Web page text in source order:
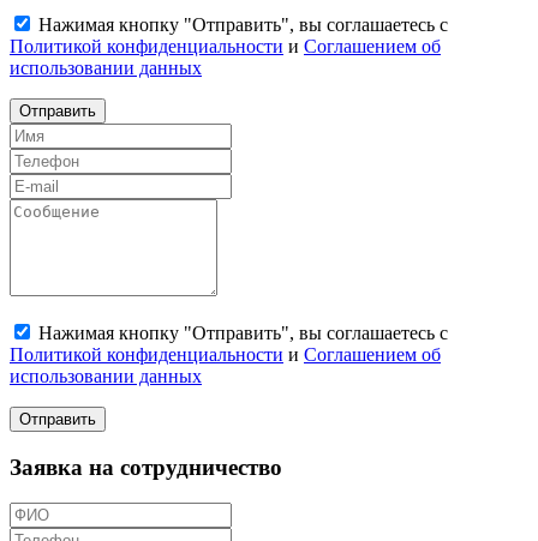
Нажимая кнопку "Отправить", вы соглашаетесь с
Политикой конфиденциальности и Соглашением об
использовании данных
Отправить
Нажимая кнопку "Отправить", вы соглашаетесь с
Политикой конфиденциальности и Соглашением об
использовании данных
Отправить
Заявка на сотрудничество